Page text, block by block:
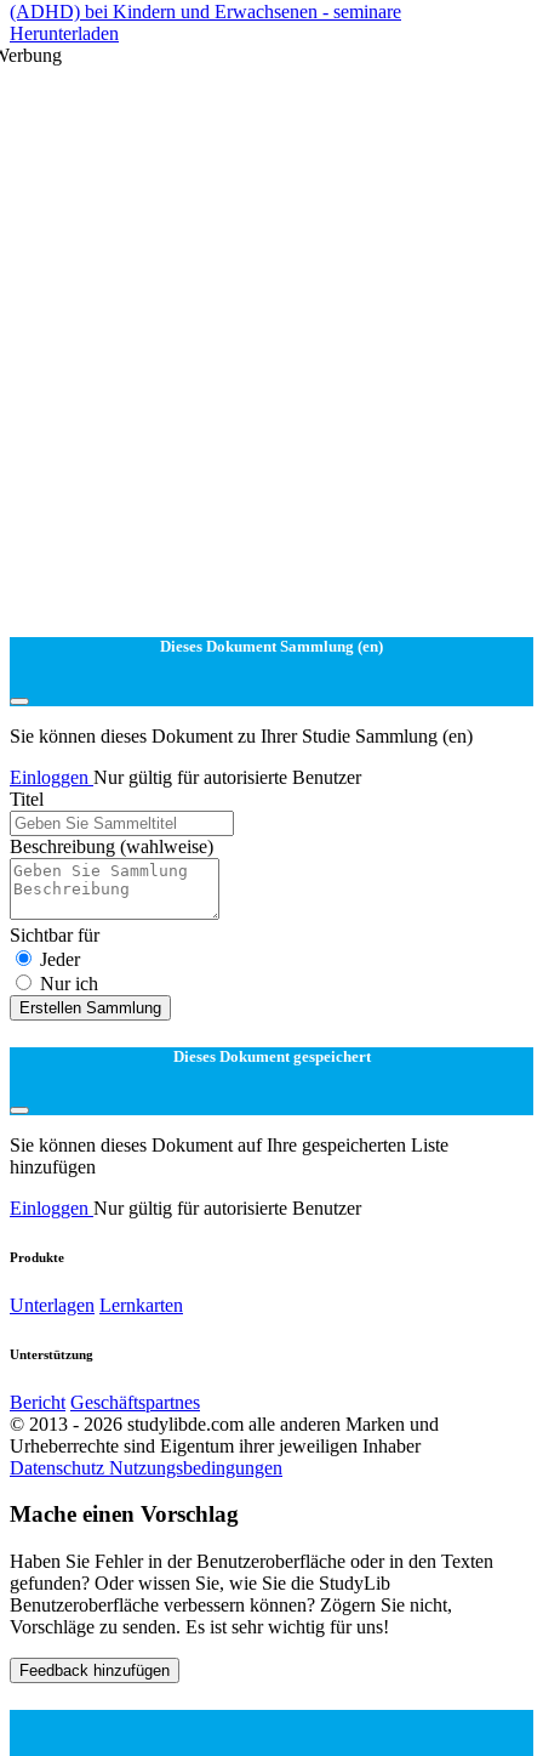
(ADHD) bei Kindern und Erwachsenen - seminare
Herunterladen
Dieses Dokument Sammlung (en)
Sie können dieses Dokument zu Ihrer Studie Sammlung (en)
Einloggen Nur gültig für autorisierte Benutzer
Titel
Beschreibung (wahlweise)
Sichtbar für
Jeder
Nur ich
Erstellen Sammlung
Dieses Dokument gespeichert
Sie können dieses Dokument auf Ihre gespeicherten Liste
hinzufügen
Einloggen Nur gültig für autorisierte Benutzer
Produkte
Unterlagen Lernkarten
Unterstützung
Bericht Geschäftspartnes
© 2013 - 2026 studylibde.com alle anderen Marken und
Urheberrechte sind Eigentum ihrer jeweiligen Inhaber
Datenschutz Nutzungsbedingungen
Mache einen Vorschlag
Haben Sie Fehler in der Benutzeroberfläche oder in den Texten
gefunden? Oder wissen Sie, wie Sie die StudyLib
Benutzeroberfläche verbessern können? Zögern Sie nicht,
Vorschläge zu senden. Es ist sehr wichtig für uns!
Feedback hinzufügen